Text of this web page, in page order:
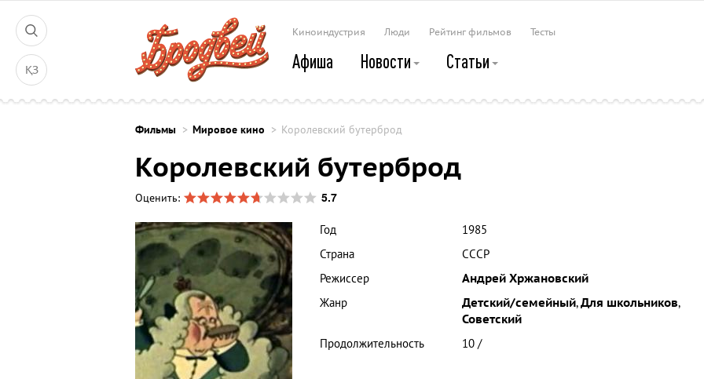
ҚЗ
Киноиндустрия Люди Рейтинг фильмов Тесты
Афиша Новости Статьи
Фильмы Мировое кино Королевский бутерброд
Королевский бутерброд
Оценить: 5.7
Год
1985
Страна
СССР
Режиссер
Андрей Хржановский
Жанр
Детский/семейный,Для школьников,
Советский
Продолжительность
10 /